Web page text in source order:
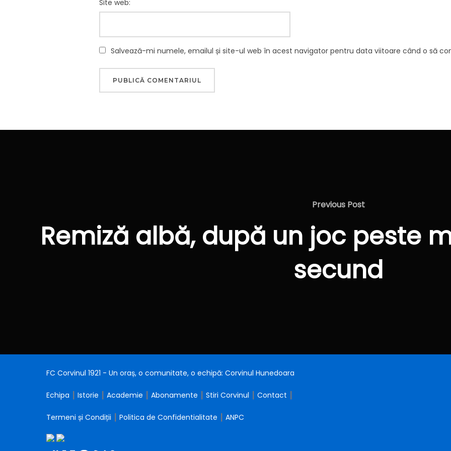
Site web:
Salvează-mi numele, emailul și site-ul web în acest navigator pentru data viitoare când o să
Navigare
Previous
Previous Post
Remiză albă, după un joc peste
secund
FC Corvinul 1921 - Un oraș, o comunitate, o echipă: Corvinul Hunedoara
Echipa Istorie Academie Abonamente Stiri Corvinul Contact
Termeni și Condiții Politica de Confidentialitate ANPC